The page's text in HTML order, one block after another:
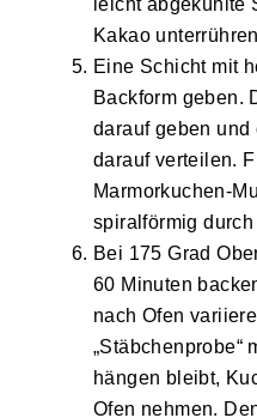
Kakao
Eine Schicht mit
Backform geben.
darauf geben und
darauf verteilen.
Marmorkuchen-
spiralförmig
Bei 175 Grad
60 Minuten
nach Ofen
„Stäbchenprobe“
hängen bleibt,
Ofen nehmen.